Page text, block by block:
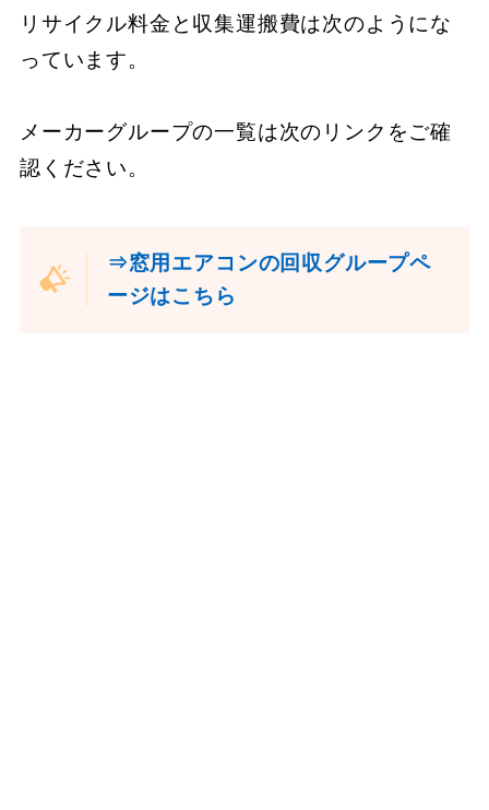
リサイクル料金と収集運搬費は次のようにな
っています。
メーカーグループの一覧は次のリンクをご確
認ください。
⇒窓用エアコンの回収グループペ
ージはこちら